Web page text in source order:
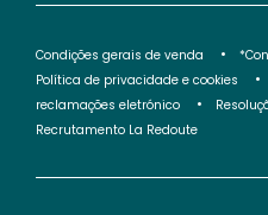
Condições gerais de venda
Política de privacidade e cookies
reclamações eletrónico
Recrutamento La Redoute